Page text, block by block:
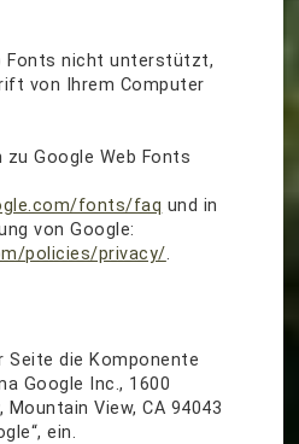
Fonts nicht unterstützt,
von Ihrem Computer
Google Web Fonts
fonts/faq und in
von Google:
policies/privacy/.
Seite die Komponente
Google Inc., 1600
View, CA 94043
ein.